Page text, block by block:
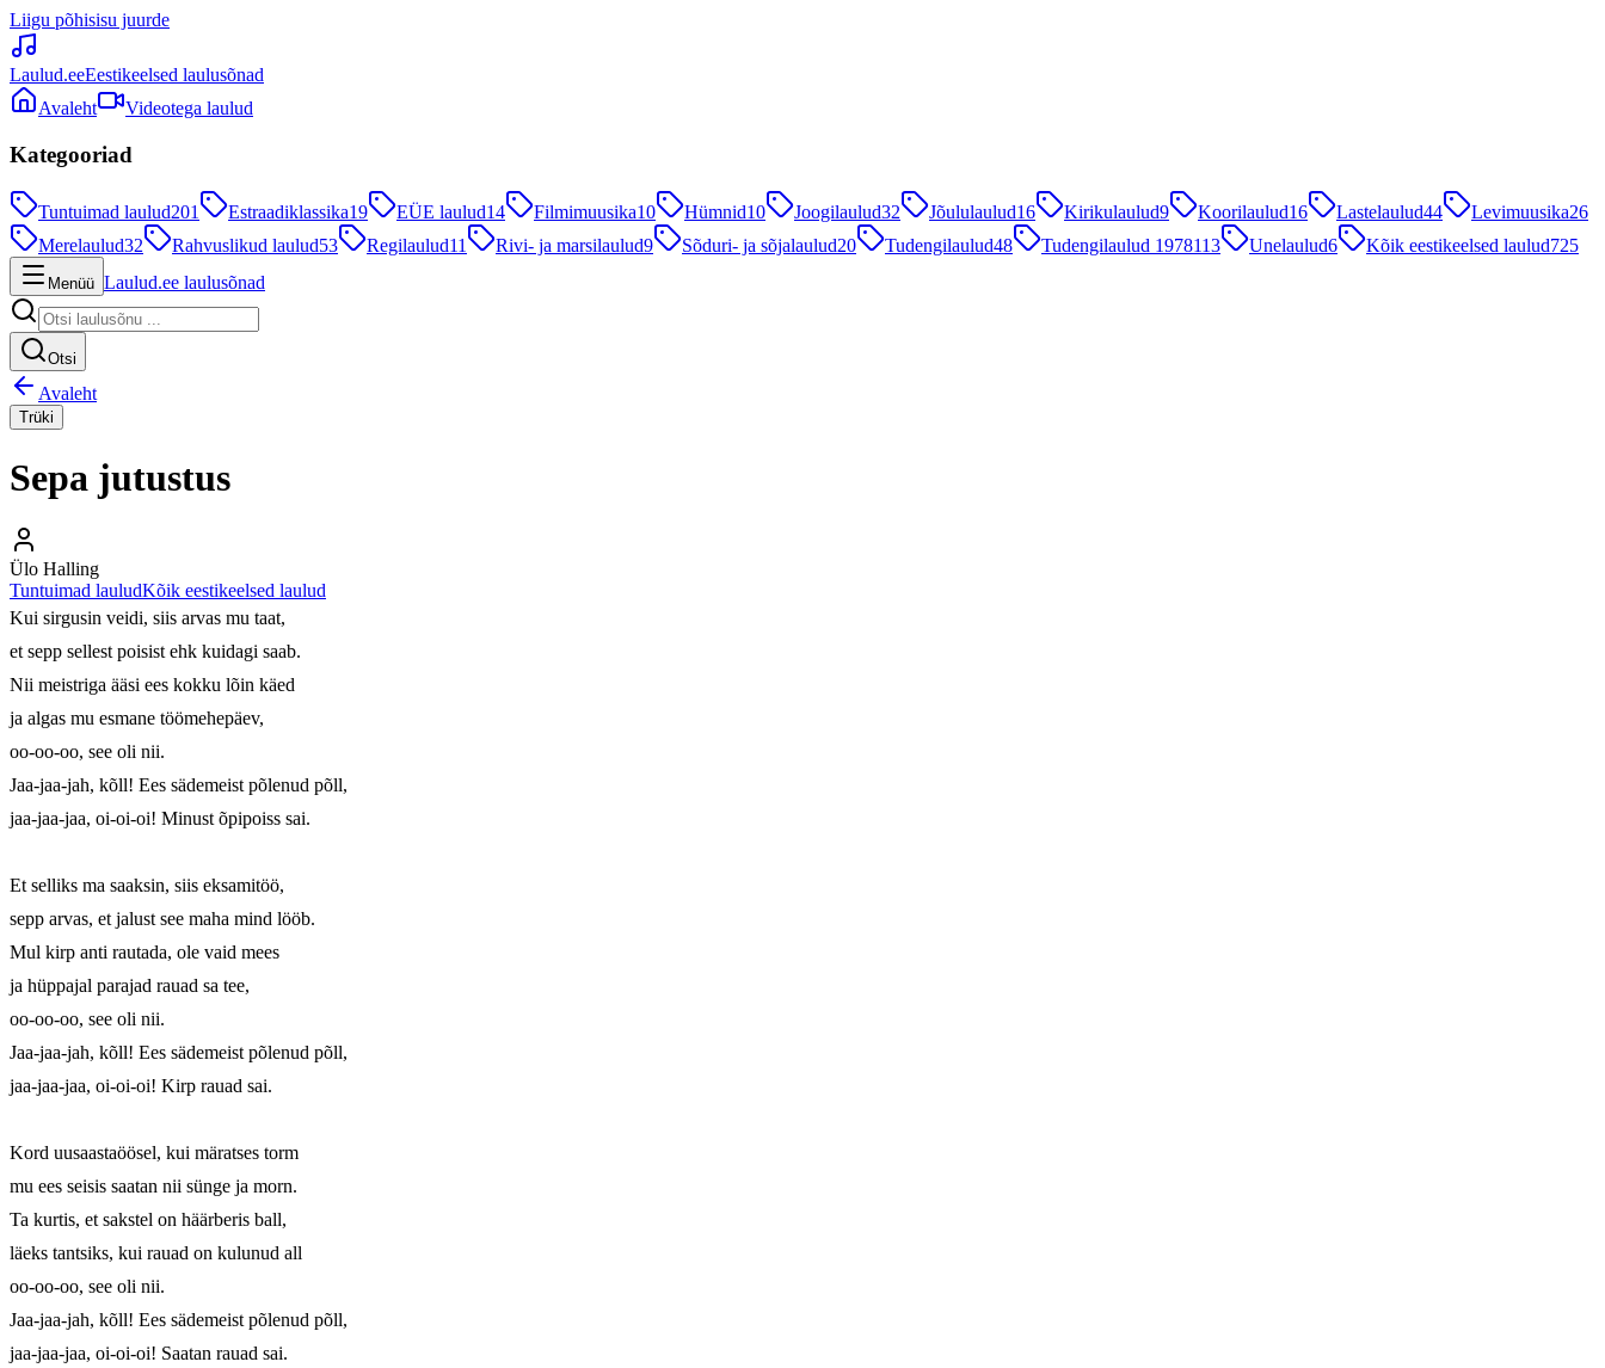
Liigu põhisisu juurde
Laulud.eeEestikeelsed laulusõnad
Avaleht
Videotega laulud
Kategooriad
Tuntuimad laulud201 Estraadiklassika19 EÜE laulud14 Filmimuusika10 Hümnid10 Joogilaulud32 Jõululaulud16 Kirikulaulud9 Koorilaulud16 Lastelaulud44 Levimuusika26
Merelaulud32 Rahvuslikud laulud53 Regilaulud11 Rivi- ja marsilaulud9 Sõduri- ja sõjalaulud20 Tudengilaulud48 Tudengilaulud 1978113 Unelaulud6 Kõik eestikeelsed laulud725
Menüü Laulud.ee laulusõnad
Otsi
Avaleht
Trüki
Sepa jutustus
Ülo Halling
Tuntuimad lauludKõik eestikeelsed laulud
Kui sirgusin veidi, siis arvas mu taat,
et sepp sellest poisist ehk kuidagi saab.
Nii meistriga ääsi ees kokku lõin käed
ja algas mu esmane töömehepäev,
oo-oo-oo, see oli nii.
Jaa-jaa-jah, kõll! Ees sädemeist põlenud põll,
jaa-jaa-jaa, oi-oi-oi! Minust õpipoiss sai.
Et selliks ma saaksin, siis eksamitöö,
sepp arvas, et jalust see maha mind lööb.
Mul kirp anti rautada, ole vaid mees
ja hüppajal parajad rauad sa tee,
oo-oo-oo, see oli nii.
Jaa-jaa-jah, kõll! Ees sädemeist põlenud põll,
jaa-jaa-jaa, oi-oi-oi! Kirp rauad sai.
Kord uusaastaöösel, kui märatses torm
mu ees seisis saatan nii sünge ja morn.
Ta kurtis, et sakstel on häärberis ball,
läeks tantsiks, kui rauad on kulunud all
oo-oo-oo, see oli nii.
Jaa-jaa-jah, kõll! Ees sädemeist põlenud põll,
jaa-jaa-jaa, oi-oi-oi! Saatan rauad sai.